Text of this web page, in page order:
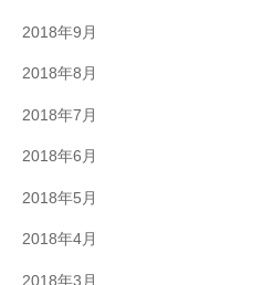
2018年9月
2018年8月
2018年7月
2018年6月
2018年5月
2018年4月
2018年3月